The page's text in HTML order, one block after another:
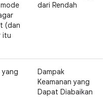
(dan
itu
dari Rendah
yang
Dampak
Keamanan yang
Dapat Diabaikan